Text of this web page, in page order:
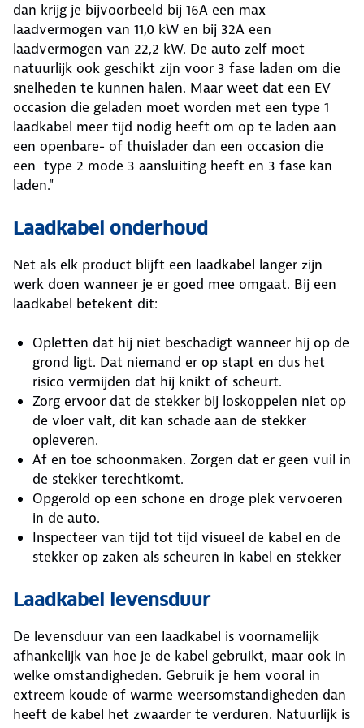
dan krijg je bijvoorbeeld bij 16A een max
laadvermogen van 11,0 kW en bij 32A een
laadvermogen van 22,2 kW. De auto zelf moet
natuurlijk ook geschikt zijn voor 3 fase laden om die
snelheden te kunnen halen. Maar weet dat een EV
occasion die geladen moet worden met een type 1
laadkabel meer tijd nodig heeft om op te laden aan
een openbare- of thuislader dan een occasion die
een type 2 mode 3 aansluiting heeft en 3 fase kan
laden."
Laadkabel onderhoud
Net als elk product blijft een laadkabel langer zijn
werk doen wanneer je er goed mee omgaat. Bij een
laadkabel betekent dit:
Opletten dat hij niet beschadigt wanneer hij op de
grond ligt. Dat niemand er op stapt en dus het
risico vermijden dat hij knikt of scheurt.
Zorg ervoor dat de stekker bij loskoppelen niet op
de vloer valt, dit kan schade aan de stekker
opleveren.
Af en toe schoonmaken. Zorgen dat er geen vuil in
de stekker terechtkomt.
Opgerold op een schone en droge plek vervoeren
in de auto.
Inspecteer van tijd tot tijd visueel de kabel en de
stekker op zaken als scheuren in kabel en stekker
Laadkabel levensduur
De levensduur van een laadkabel is voornamelijk
afhankelijk van hoe je de kabel gebruikt, maar ook in
welke omstandigheden. Gebruik je hem vooral in
extreem koude of warme weersomstandigheden dan
heeft de kabel het zwaarder te verduren. Natuurlijk is